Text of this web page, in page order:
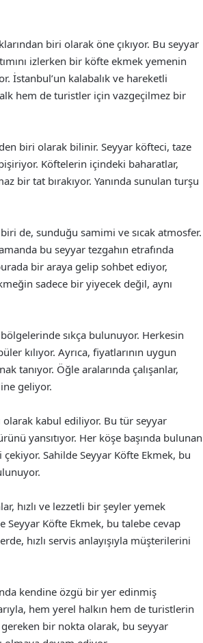
biri olarak öne çıkıyor. Bu seyyar
izlerken bir köfte ekmek yemenin
İstanbul’un kalabalık ve hareketli
hem de turistler için vazgeçilmez bir
biri olarak bilinir. Seyyar köfteci, taze
Köftelerin içindeki baharatlar,
bir tat bırakıyor. Yanında sunulan turşu
de, sunduğu samimi ve sıcak atmosfer.
bu seyyar tezgahın etrafında
bir araya gelip sohbet ediyor,
sadece bir yiyecek değil, aynı
sıkça bulunuyor. Herkesin
kılıyor. Ayrıca, fiyatlarının uygun
tanıyor. Öğle aralarında çalışanlar,
geliyor.
kabul ediliyor. Bu tür seyyar
yansıtıyor. Her köşe başında bulunan
Sahilde Seyyar Köfte Ekmek, bu
hızlı ve lezzetli bir şeyler yemek
Seyyar Köfte Ekmek, bu talebe cevap
hızlı servis anlayışıyla müşterilerini
kendine özgü bir yer edinmiş
hem yerel halkın hem de turistlerin
bir nokta olarak, bu seyyar